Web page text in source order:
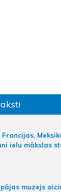
Francijas,
ielu mākslas
muzejs